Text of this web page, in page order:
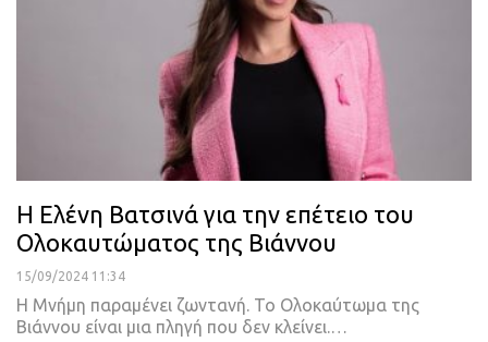
Η Ελένη Βατσινά για την επέτειο του
Ολοκαυτώματος της Βιάννου
15/09/2024 11:34
Η Μνήμη παραμένει ζωντανή. Το Ολοκαύτωμα της
Βιάννου είναι μια πληγή που δεν κλείνει.…